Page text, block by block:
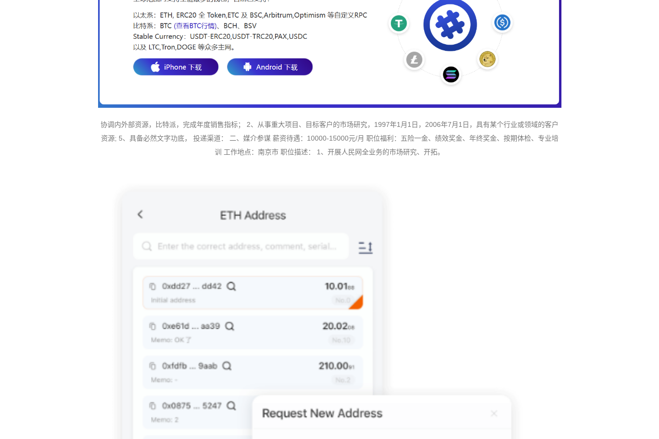
协调内外部资源，比特派，完成年度销售指标； 2、从事重大项目、目标客户的市场研究，1997年1月1日，2006年7月1日，具有某个行业或领域的客户
资源; 5、具备必然文字功底， 投递渠道： 二、媒介参谋 薪资待遇：10000-15000元/月 职位福利：五险一金、绩效奖金、年终奖金、按期体检、专业培
训 工作地点：南京市 职位描述： 1、开展人民网全业务的市场研究、开拓。